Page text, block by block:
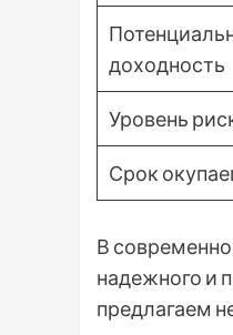
доходность
Уровень
Срок
В
надежного и
предлагаем